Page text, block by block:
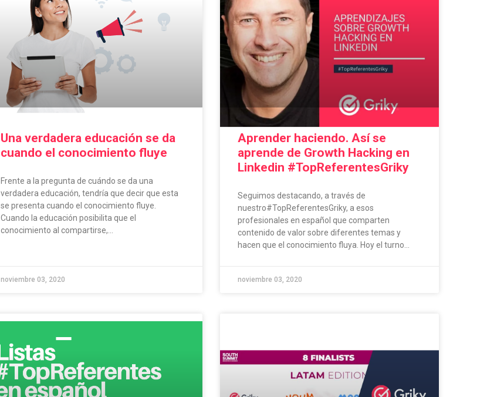
Una verdadera educación se da
cuando el conocimiento fluye
Frente a la pregunta de cuándo se da una
verdadera educación, tendría que decir que esta
se presenta cuando el conocimiento fluye.
Cuando la educación posibilita que el
conocimiento al compartirse,...
noviembre 03, 2020
Aprender haciendo. Así se
aprende de Growth Hacking en
Linkedin #TopReferentesGriky
Seguimos destacando, a través de
nuestro#TopReferentesGriky, a esos
profesionales en español que comparten
contenido de valor sobre diferentes temas y
hacen que el conocimiento fluya. Hoy el turno...
noviembre 03, 2020